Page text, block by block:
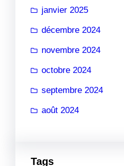
janvier 2025
décembre 2024
novembre 2024
octobre 2024
septembre 2024
août 2024
Tags